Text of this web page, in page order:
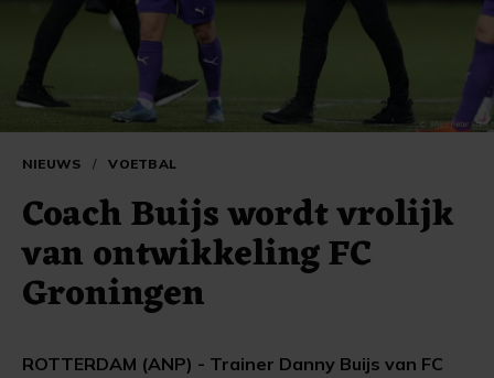
NIEUWS / VOETBAL
Coach Buijs wordt vrolijk
van ontwikkeling FC
Groningen
ROTTERDAM (ANP) - Trainer Danny Buijs van FC